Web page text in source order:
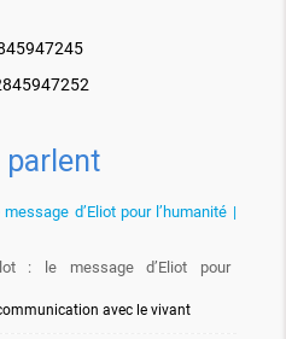
parlent
d’Eliot pour l’humanité |
: le message d’Eliot pour
avec le vivant